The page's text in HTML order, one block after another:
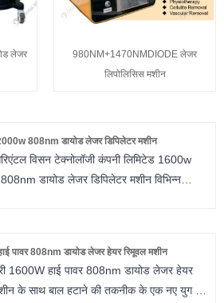
लेजर
980NM+1470NMDIODE लेजर
लिपोलिसिस मशीन
808nm डायोड लेजर डिपिलेटर मशीन
विसन टेक्नोलॉजी कंपनी लिमिटेड 1600w
डायोड लेजर डिपिलेटर मशीन विभिन्न
पावर 808nm डायोड लेजर हेयर रिमूवल मशीन
1600W हाई पावर 808nm डायोड लेजर हेयर
के साथ बाल हटाने की तकनीक के एक नए युग में